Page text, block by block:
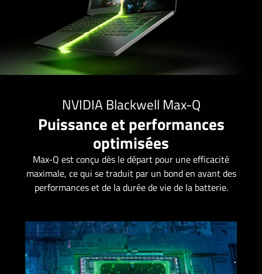
NVIDIA Blackwell Max-Q
Puissance et performances
optimisées
Max-Q est conçu dès le départ pour une efficacité
maximale, ce qui se traduit par un bond en avant des
performances et de la durée de vie de la batterie.